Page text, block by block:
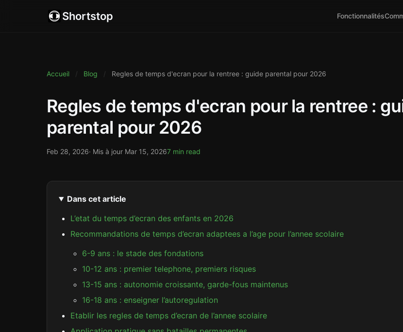
Shortstop Fonctionnalités
Accueil / Blog / Regles de temps d'ecran pour la rentree : guide parental pour 2026
Regles de temps d'ecran pour la rentree :
parental pour 2026
Feb 28, 2026· Mis à jour Mar 15, 20267 min read
Dans cet article
L’etat du temps d’ecran des enfants en 2026
Recommandations de temps d’ecran adaptees a l’age pour l’annee scolaire
6-9 ans : le stade des fondations
10-12 ans : premier telephone, premiers risques
13-15 ans : autonomie croissante, garde-fous maintenus
16-18 ans : enseigner l’autoregulation
Etablir les regles de temps d’ecran de l’annee scolaire